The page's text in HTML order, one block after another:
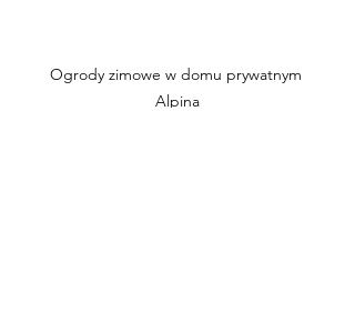
Ogrody zimowe w domu prywatnym
Alpina